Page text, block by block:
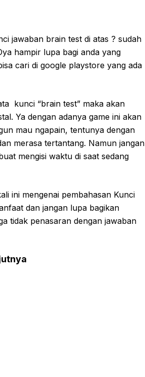
jawaban brain test di atas ? sudah
hampir lupa bagi anda yang
cari di google playstore yang ada
kunci “brain test” maka akan
Ya dengan adanya game ini akan
mau ngapain, tentunya dengan
merasa tertantang. Namun jangan
mengisi waktu di saat sedang
ini mengenai pembahasan Kunci
dan jangan lupa bagikan
tidak penasaran dengan jawaban